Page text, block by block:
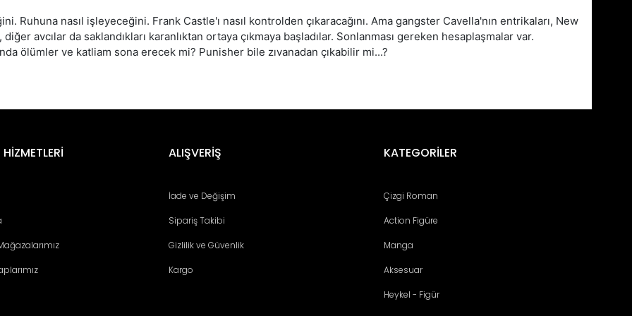
Ruhuna nasıl işleyeceğini. Frank Castle'ı nasıl kontrolden çıkaracağını. Ama gangster Cavella'nın entrikaları, New
avcılar da saklandıkları karanlıktan ortaya çıkmaya başladılar. Sonlanması gereken hesaplaşmalar var.
ölümler ve katliam sona erecek mi? Punisher bile zıvanadan çıkabilir mi...?
Yorum YazALIŞVERİŞ
İade ve Değişim
Sipariş Takibi
Gizlilik ve Güvenlik
Kargo
KATEGORİLER
Çizgi Roman
Action Figüre
Manga
Aksesuar
Heykel - Figür